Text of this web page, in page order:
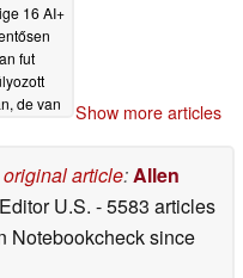
16 AI+
fut
de van
Show more articles
original article:Allen
U.S. - 5583 articles
Notebookchecksince